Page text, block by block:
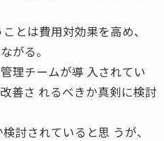
とは費用対効果を高め、
がる。
理チームが導 入されてい
善さ れるべきか真剣に検討
討されていると思 うが、